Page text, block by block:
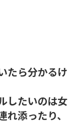
たら分かるけ
したいのは女
添ったり、